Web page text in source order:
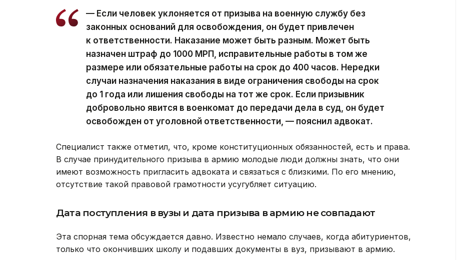
— Если человек уклоняется от призыва на военную службу без
законных оснований для освобождения, он будет привлечен
к ответственности. Наказание может быть разным. Может быть
назначен штраф до 1000 МРП, исправительные работы в том же
размере или обязательные работы на срок до 400 часов. Нередки
случаи назначения наказания в виде ограничения свободы на срок
до 1 года или лишения свободы на тот же срок. Если призывник
добровольно явится в военкомат до передачи дела в суд, он будет
освобожден от уголовной ответственности, — пояснил адвокат.
Специалист также отметил, что, кроме конституционных обязанностей, есть и права.
В случае принудительного призыва в армию молодые люди должны знать, что они
имеют возможность пригласить адвоката и связаться с близкими. По его мнению,
отсутствие такой правовой грамотности усугубляет ситуацию.
Дата поступления в вузы и дата призыва в армию не совпадают
Эта спорная тема обсуждается давно. Известно немало случаев, когда абитуриентов,
только что окончивших школу и подавших документы в вуз, призывают в армию.